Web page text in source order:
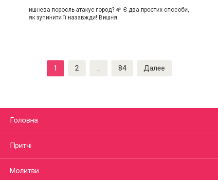
ишнева поросль атакує город? 🌱 Є два простих способи,
як зупинити її назавжди! Вишня
1 2 … 84 Далее
Головна
Притчі
Молитви